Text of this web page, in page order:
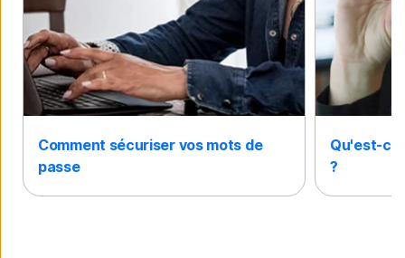
Comment sécuriser vos mots de
passe
Qu'est-ce
?